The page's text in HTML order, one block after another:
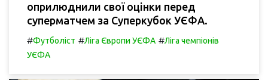
оприлюднили свої оцінки перед
суперматчем за Суперкубок УЄФА.
#Футболіст #Ліга Європи УЄФА #Ліга чемпіонів
УЄФА